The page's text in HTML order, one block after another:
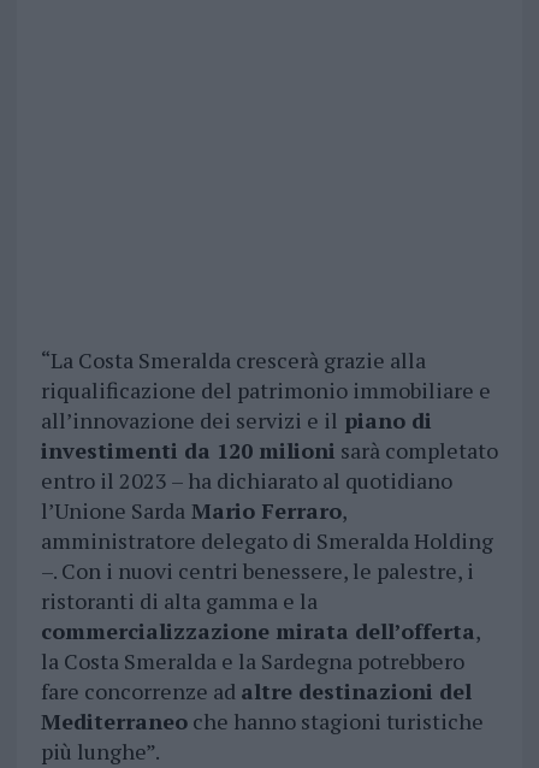
“La Costa Smeralda crescerà grazie alla
riqualificazione del patrimonio immobiliare e
all’innovazione dei servizi e il piano di
investimenti da 120 milioni sarà completato
entro il 2023 – ha dichiarato al quotidiano
l’Unione SardaMario Ferraro,
amministratore delegato di Smeralda Holding
–. Con i nuovi centri benessere, le palestre, i
ristoranti di alta gamma e la
commercializzazione mirata dell’offerta,
la Costa Smeralda e la Sardegna potrebbero
fare concorrenze ad altre destinazioni del
Mediterraneoche hanno stagioni turistiche
più lunghe”.